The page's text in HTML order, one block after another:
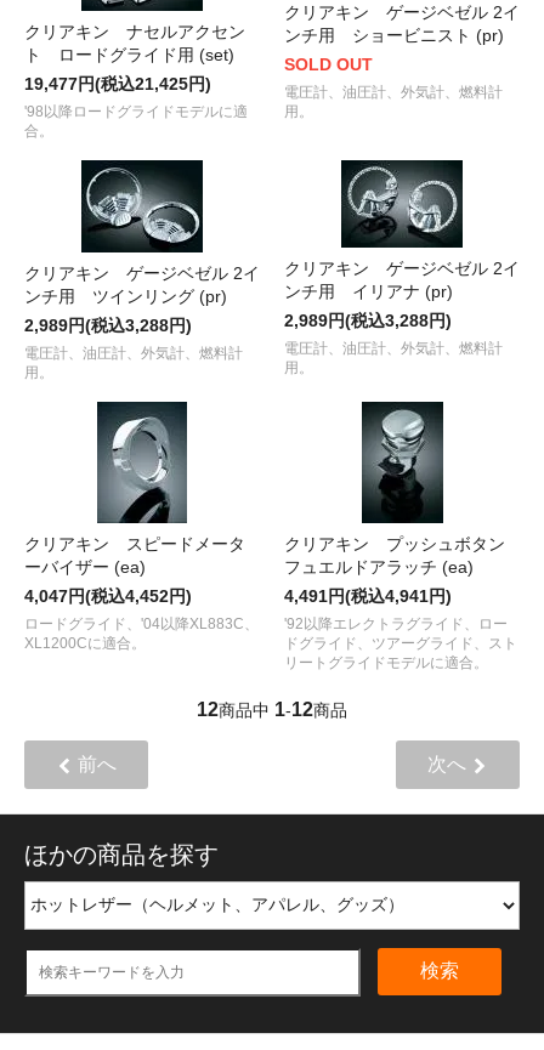
クリアキン ナセルアクセン
ト ロードグライド用 (set)
19,477円(税込21,425円)
'98以降ロードグライドモデルに適
合。
クリアキン ゲージベゼル 2イ
ンチ用 ショービニスト (pr)
SOLD OUT
電圧計、油圧計、外気計、燃料計
用。
クリアキン ゲージベゼル 2イ
ンチ用 ツインリング (pr)
2,989円(税込3,288円)
電圧計、油圧計、外気計、燃料計
用。
クリアキン ゲージベゼル 2イ
ンチ用 イリアナ (pr)
2,989円(税込3,288円)
電圧計、油圧計、外気計、燃料計
用。
クリアキン スピードメータ
ーバイザー (ea)
4,047円(税込4,452円)
ロードグライド、'04以降XL883C、
XL1200Cに適合。
クリアキン プッシュボタン
フュエルドアラッチ (ea)
4,491円(税込4,941円)
'92以降エレクトラグライド、ロー
ドグライド、ツアーグライド、スト
リートグライドモデルに適合。
12商品中 1-12商品
前へ 次へ
ほかの商品を探す
検索